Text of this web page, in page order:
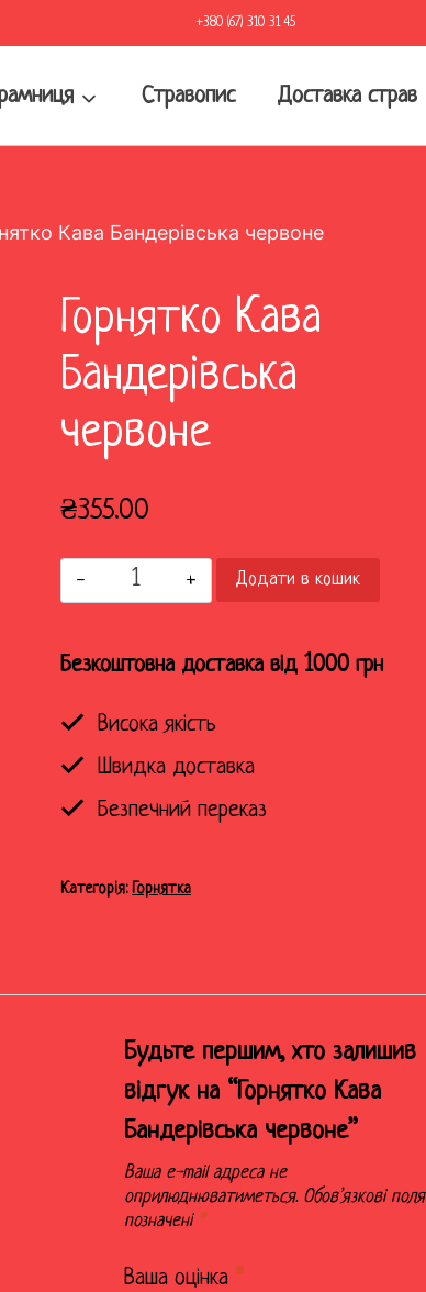
+380 (67) 310 31 45
Стравопис Доставка страв
Кава Бандерівська червоне
Горнятко Кава
Бандерівська
червоне
₴355.00
Горнятко
Кава
червоне
Додати в кошик
Безкоштовна доставка від 1000 грн
Висока якість
Швидка доставка
Безпечний переказ
Категорія:Горнятка
Будьте першим, хто залишив
відгук на “Горнятко Кава
Бандерівська червоне”
Ваша e-mail адреса не
оприлюднюватиметься. Обов’язкові поля
позначені *
Ваша оцінка *